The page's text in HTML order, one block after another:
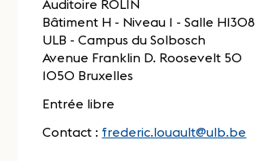
Auditoire ROLIN
Bâtiment H - Niveau 1 - Salle H1308
ULB - Campus du Solbosch
Avenue Franklin D. Roosevelt 50
1050 Bruxelles
Entrée libre
Contact : frederic.louault@ulb.be